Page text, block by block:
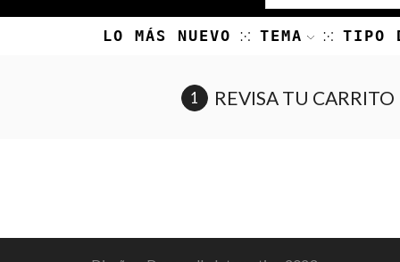
LO MÁS NUEVO TEMA TIPO
REVISA TU CARRITO